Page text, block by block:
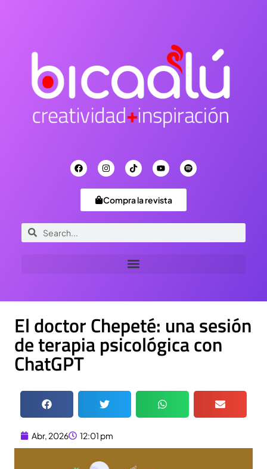
Compra la revista
El doctor Chepeté: una sesión
de terapia psicológica con
ChatGPT
Abr, 2026 12:01 pm